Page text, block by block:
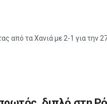
από τα Χανιά με 2-1 για την